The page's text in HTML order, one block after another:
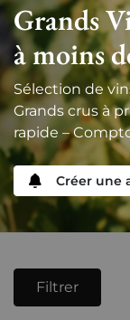
Grands
à moins
Sélection de
Grands crus à
rapide –
Créer une
Filtrer